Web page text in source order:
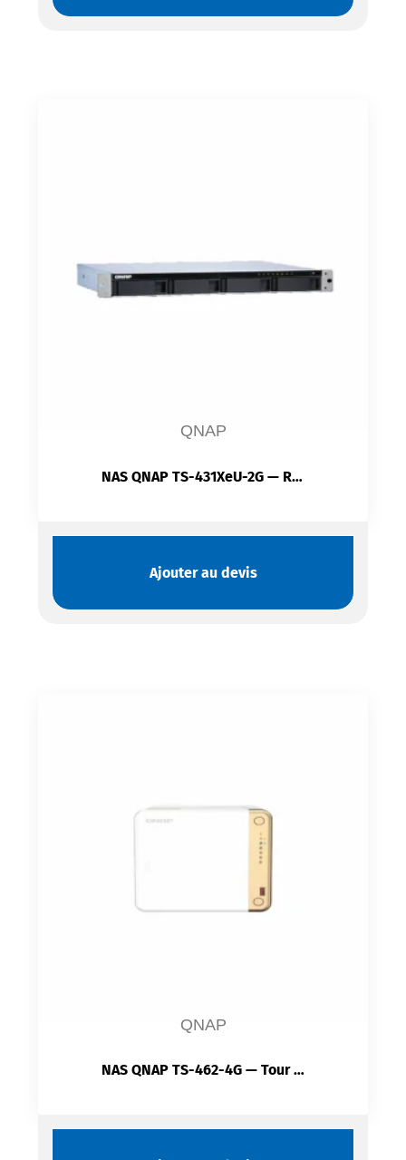
QNAP
NAS QNAP TS-431XeU-2G — Rack 1U | 4 Baies SATA Hot-Swap | 10GbE SFP+ | ARM Quad-Core | QTS
Ajouter au devis
QNAP
NAS QNAP TS-462-4G — Tour Compact 4 Baies SATA Hot-Swap | HDMI 2.1 4K | Cache NVMe M.2 | 2.5GbE